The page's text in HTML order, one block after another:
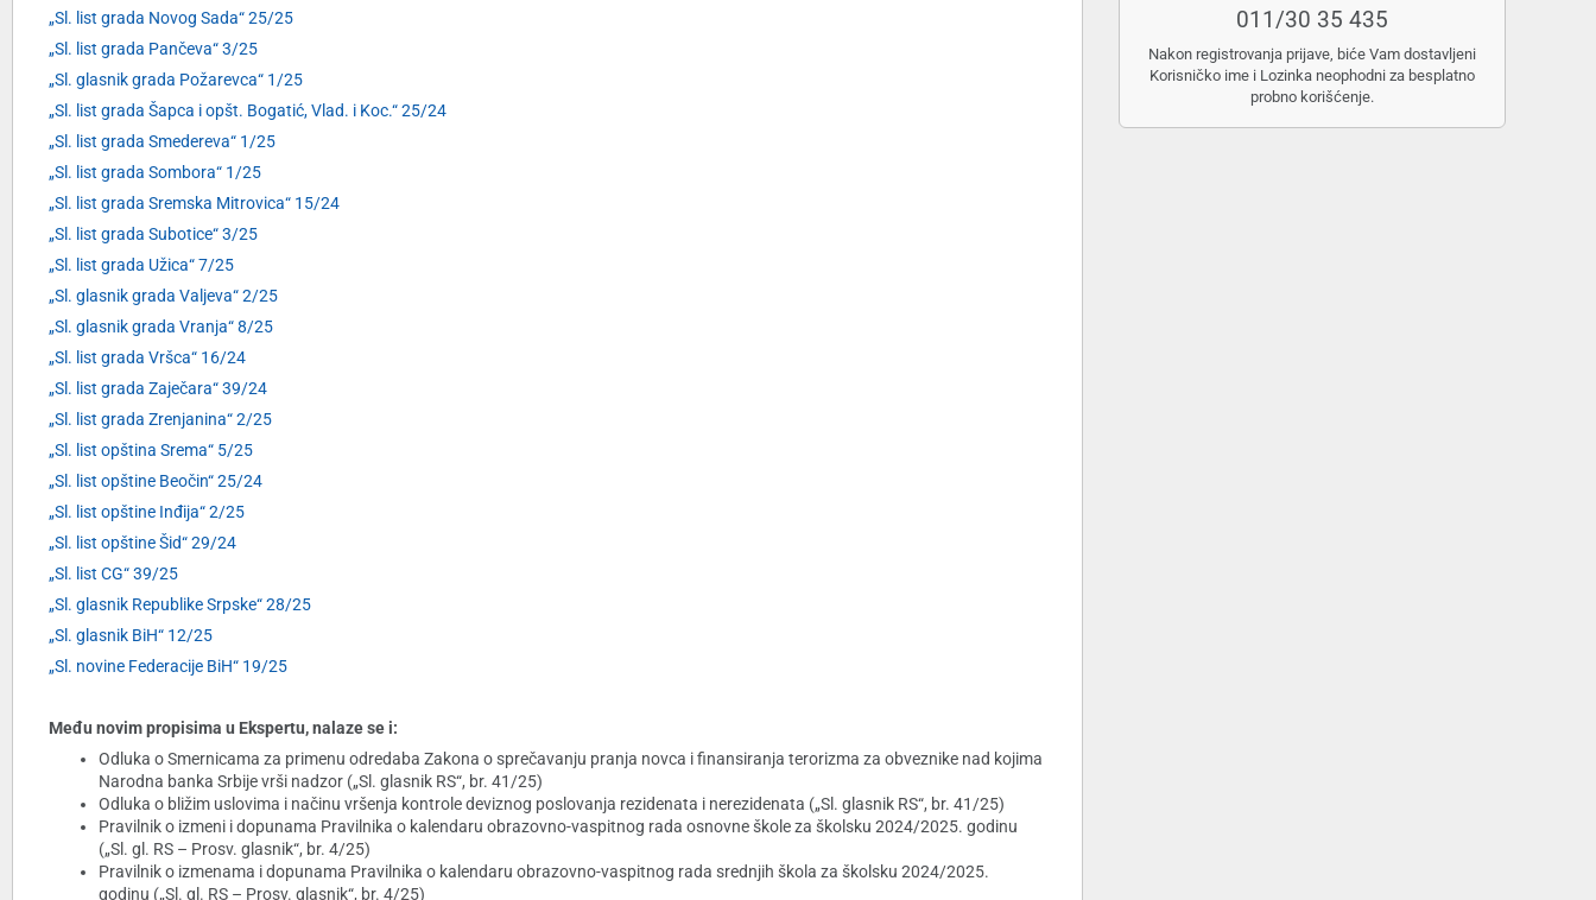
„Sl. list grada Novog Sada“ 25/25
„Sl. list grada Pančeva“ 3/25
„Sl. glasnik grada Požarevca“ 1/25
„Sl. list grada Šapca i opšt. Bogatić, Vlad. i Koc.“ 25/24
„Sl. list grada Smedereva“ 1/25
„Sl. list grada Sombora“ 1/25
„Sl. list grada Sremska Mitrovica“ 15/24
„Sl. list grada Subotice“ 3/25
„Sl. list grada Užica“ 7/25
„Sl. glasnik grada Valjeva“ 2/25
„Sl. glasnik grada Vranja“ 8/25
„Sl. list grada Vršca“ 16/24
„Sl. list grada Zaječara“ 39/24
„Sl. list grada Zrenjanina“ 2/25
„Sl. list opština Srema“ 5/25
„Sl. list opštine Beočin“ 25/24
„Sl. list opštine Inđija“ 2/25
„Sl. list opštine Šid“ 29/24
„Sl. list CG“ 39/25
„Sl. glasnik Republike Srpske“ 28/25
„Sl. glasnik BiH“ 12/25
„Sl. novine Federacije BiH“ 19/25
Među novim propisima u Ekspertu, nalaze se i:
Odluka o Smernicama za primenu odredaba Zakona o sprečavanju pranja novca i finansiranja terorizma za obveznike nad kojima
Narodna banka Srbije vrši nadzor („Sl. glasnik RS“, br. 41/25)
Odluka o bližim uslovima i načinu vršenja kontrole deviznog poslovanja rezidenata i nerezidenata („Sl. glasnik RS“, br. 41/25)
Pravilnik o izmeni i dopunama Pravilnika o kalendaru obrazovno-vaspitnog rada osnovne škole za školsku 2024/2025. godinu
(„Sl. gl. RS – Prosv. glasnik“, br. 4/25)
Pravilnik o izmenama i dopunama Pravilnika o kalendaru obrazovno-vaspitnog rada srednjih škola za školsku 2024/2025.
godinu („Sl. gl. RS – Prosv. glasnik“, br. 4/25)
011/30 35 435
Nakon registrovanja prijave, biće Vam dostavljeni
Korisničko ime i Lozinka neophodni za besplatno
probno korišćenje.